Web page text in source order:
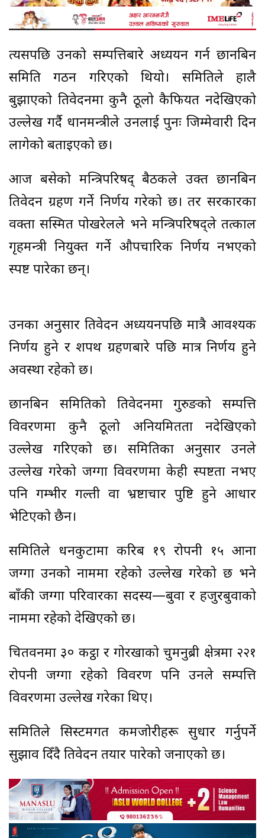
त्यसपछि उनको सम्पत्तिबारे अध्ययन गर्न छानबिन
समिति गठन गरिएको थियो। समितिले हालै
बुझाएको प्रतिवेदनमा कुनै ठूलो कैफियत नदेखिएको
उल्लेख गर्दै प्रधानमन्त्रीले उनलाई पुनः जिम्मेवारी दिन
लागेको बताइएको छ।
आज बसेको मन्त्रिपरिषद् बैठकले उक्त छानबिन
प्रतिवेदन ग्रहण गर्ने निर्णय गरेको छ। तर सरकारका
प्रवक्ता सस्मित पोखरेलले भने मन्त्रिपरिषद्ले तत्काल
गृहमन्त्री नियुक्त गर्ने औपचारिक निर्णय नभएको
स्पष्ट पारेका छन्।
उनका अनुसार प्रतिवेदन अध्ययनपछि मात्रै आवश्यक
निर्णय हुने र शपथ ग्रहणबारे पछि मात्र निर्णय हुने
अवस्था रहेको छ।
छानबिन समितिको प्रतिवेदनमा गुरुङको सम्पत्ति
विवरणमा कुनै ठूलो अनियमितता नदेखिएको
उल्लेख गरिएको छ। समितिका अनुसार उनले
उल्लेख गरेको जग्गा विवरणमा केही स्पष्टता नभए
पनि गम्भीर गल्ती वा भ्रष्टाचार पुष्टि हुने आधार
भेटिएको छैन।
समितिले धनकुटामा करिब १९ रोपनी १५ आना
जग्गा उनको नाममा रहेको उल्लेख गरेको छ भने
बाँकी जग्गा परिवारका सदस्य—बुवा र हजुरबुवाको
नाममा रहेको देखिएको छ।
चितवनमा ३० कट्ठा र गोरखाको चुमनुब्री क्षेत्रमा २२१
रोपनी जग्गा रहेको विवरण पनि उनले सम्पत्ति
विवरणमा उल्लेख गरेका थिए।
समितिले सिस्टमगत कमजोरीहरू सुधार गर्नुपर्ने
सुझाव दिँदै प्रतिवेदन तयार पारेको जनाएको छ।